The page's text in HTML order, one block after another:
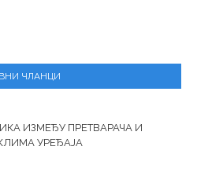
ЧЛАНЦИ
ИЗМЕЂУ ПРЕТВАРАЧА И
УРЕЂАЈА